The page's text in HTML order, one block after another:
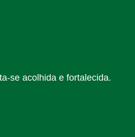
se acolhida e fortalecida.